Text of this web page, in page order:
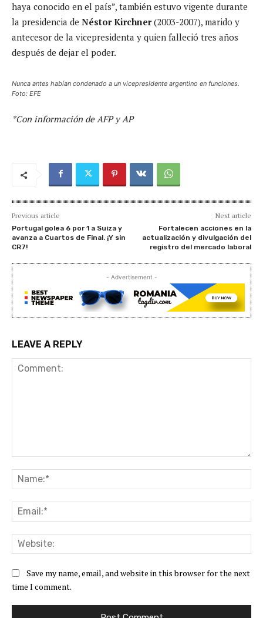
haya conocido en el país”, también estuvo vigente durante
la presidencia de Néstor Kirchner(2003-2007), marido y
antecesor de la vicepresidenta y quien falleció tres años
después de dejar el poder.
Nunca antes habían condenado a un vicepresidente argentino en funciones.
Foto: EFE
*Con información de AFP y AP
Previous article
Portugal golea 6 por 1 a Suiza y
avanza a Cuartos de Final. ¡Y sin
CR7!
Next article
Fortalecen acciones en la
actualización y divulgación del
registro del mercado laboral
- Advertisement -
LEAVE A REPLY
Save my name, email, and website in this browser for the next
time I comment.